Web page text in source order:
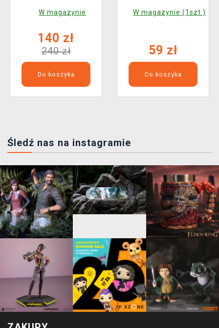
W magazynie
140 zł
240 zł
Do koszyka
W magazynie (1szt.)
59 zł
Do koszyka
Śledź nas na instagramie